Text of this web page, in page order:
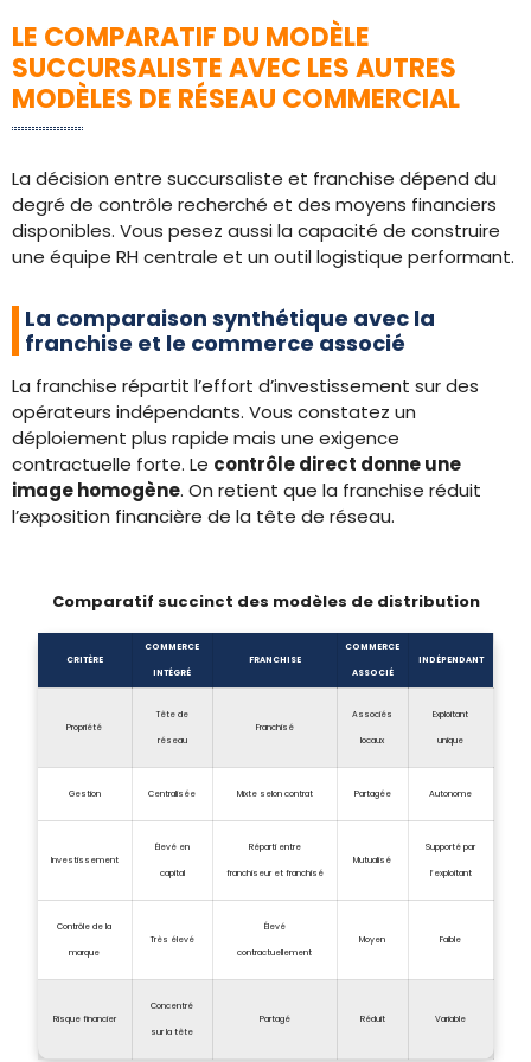
LE COMPARATIF DU MODÈLE
SUCCURSALISTE AVEC LES AUTRES
MODÈLES DE RÉSEAU COMMERCIAL
La décision entre succursaliste et franchise dépend du
degré de contrôle recherché et des moyens financiers
disponibles. Vous pesez aussi la capacité de construire
une équipe RH centrale et un outil logistique performant.
La comparaison synthétique avec la
franchise et le commerce associé
La franchise répartit l’effort d’investissement sur des
opérateurs indépendants. Vous constatez un
déploiement plus rapide mais une exigence
contractuelle forte. Le contrôle direct donne une
image homogène. On retient que la franchise réduit
l’exposition financière de la tête de réseau.
Comparatif succinct des modèles de distribution
CRITÈRE
COMMERCE
INTÉGRÉ
FRANCHISE
COMMERCE
ASSOCIÉ
INDÉPENDANT
Propriété
Tête de
réseau
Franchisé
Associés
locaux
Exploitant
unique
Gestion Centralisée Mixte selon contrat Partagée Autonome
Investissement
Élevé en
capital
Réparti entre
franchiseur et franchisé
Mutualisé
Supporté par
l’exploitant
Contrôle de la
marque
Très élevé
Élevé
contractuellement
Moyen Faible
Risque financier
Concentré
sur la tête
Partagé Réduit Variable